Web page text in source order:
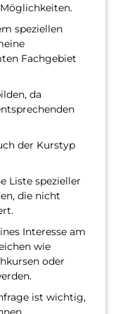
speziellen
Fachgebiet
da
der Kurstyp
Liste spezieller
die nicht
Interesse am
wie
oder
ist wichtig,